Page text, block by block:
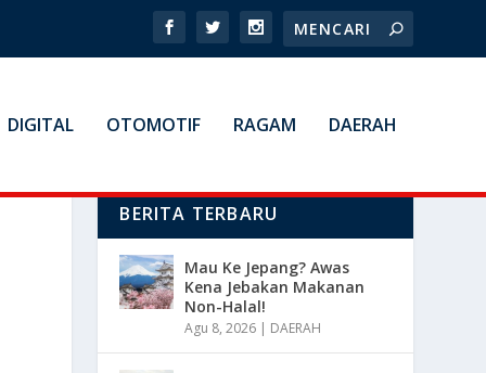
DIGITAL OTOMOTIF RAGAM DAERAH
BERITA TERBARU
Mau Ke Jepang? Awas
Kena Jebakan Makanan
Non-Halal!
Agu 8, 2026 | DAERAH